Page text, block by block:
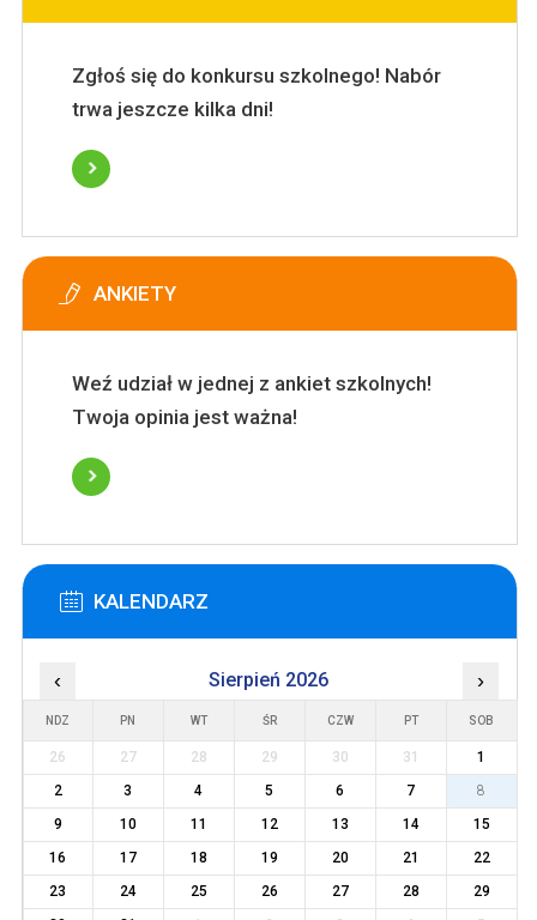
Zgłoś się do konkursu szkolnego! Nabór
trwa jeszcze kilka dni!
ANKIETY
Weź udział w jednej z ankiet szkolnych!
Twoja opinia jest ważna!
KALENDARZ
‹ Sierpień 2026 ›
NDZ PN WT ŚR CZW PT SOB
26 27 28 29 30 31
1
2
3 4 5 6 7
8
9
10 11 12 13 14
15
16
17 18 19 20 21
22
23
24 25 26 27 28
29